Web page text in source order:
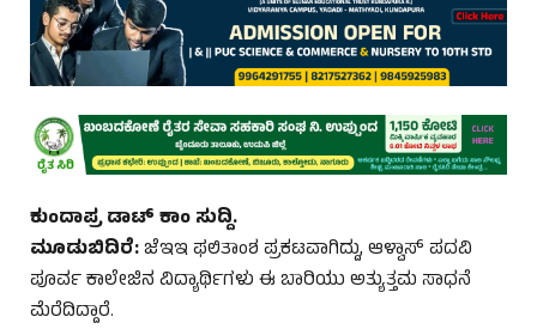
ಕುಂದಾಪ್ರ ಡಾಟ್‌ ಕಾಂ ಸುದ್ದಿ.
ಮೂಡುಬಿದಿರೆ:ಜೆಇಇ ಫಲಿತಾಂಶ ಪ್ರಕಟವಾಗಿದ್ದು, ಆಳ್ವಾಸ್ ಪದವಿ
ಪೂರ್ವ ಕಾಲೇಜಿನ ವಿದ್ಯಾರ್ಥಿಗಳು ಈ ಬಾರಿಯು ಅತ್ಯುತ್ತಮ ಸಾಧನೆ
ಮೆರೆದಿದ್ದಾರೆ.